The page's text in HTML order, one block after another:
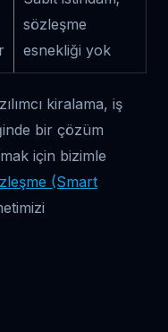
sözleşme
esnekliği yok
kiralama, iş
bir çözüm
için bizimle
(Smart